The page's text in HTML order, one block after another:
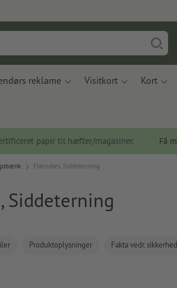
reklame Visitkort Kort
papir til hæfter/magasiner. Få
Flatcubes, Siddeterning
Siddeterning
Produktoplysninger Fakta vedr.